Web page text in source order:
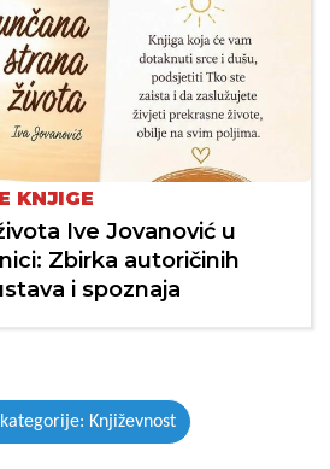
KNJIGE
Ive Jovanović u
Zbirka autoričinih
i spoznaja
Književnost